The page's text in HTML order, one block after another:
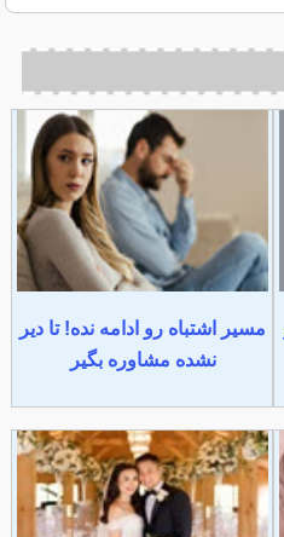
مسیر اشتباه رو ادامه نده! تا دیر
نشده مشاوره بگیر